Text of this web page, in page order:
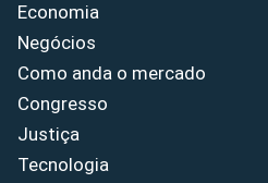
Economia
Negócios
Como anda o mercado
Congresso
Justiça
Tecnologia